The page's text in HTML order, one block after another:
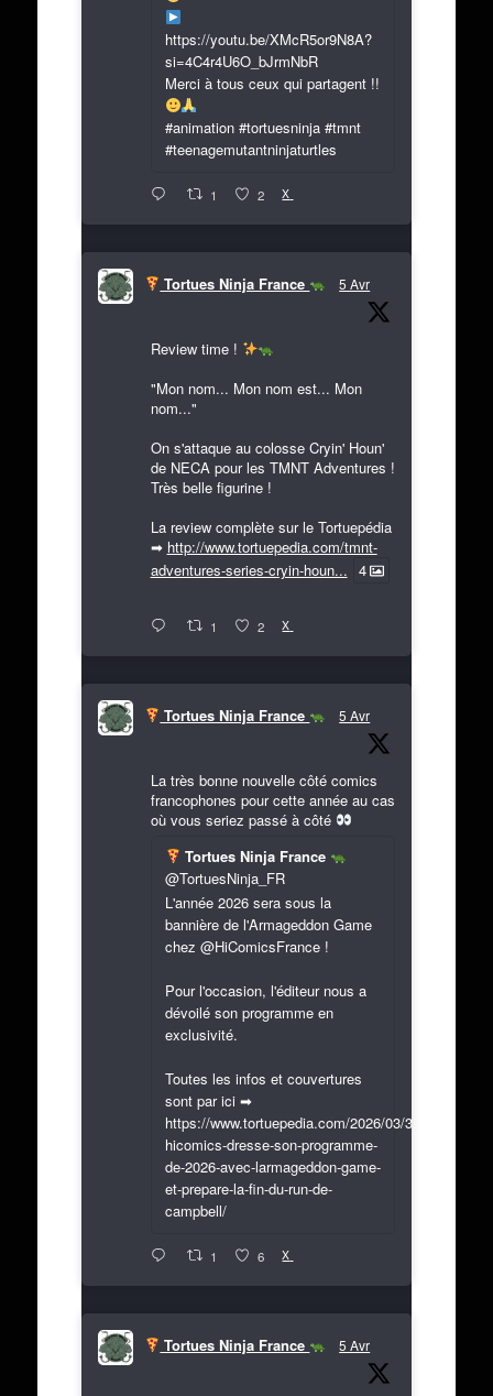
https://youtu.be/XMcR5or9N8A?
si=4C4r4U6O_bJrmNbR
Merci à tous ceux qui partagent !!
#animation #tortuesninja #tmnt
#teenagemutantninjaturtles
1 2 X
Tortues Ninja France 5 Avr
Review time !
"Mon nom... Mon nom est... Mon
nom..."
On s'attaque au colosse Cryin' Houn'
de NECA pour les TMNT Adventures !
Très belle figurine !
La review complète sur le Tortuepédia
➡ http://www.tortuepedia.com/tmnt-
adventures-series-cryin-houn... 4
1 2 X
Tortues Ninja France 5 Avr
La très bonne nouvelle côté comics
francophones pour cette année au cas
où vous seriez passé à côté
Tortues Ninja France
@TortuesNinja_FR
L'année 2026 sera sous la
bannière de l'Armageddon Game
chez @HiComicsFrance !
Pour l'occasion, l'éditeur nous a
dévoilé son programme en
exclusivité.
Toutes les infos et couvertures
sont par ici ➡
https://www.tortuepedia.com/2026/03/31/exclusif-
hicomics-dresse-son-programme-
de-2026-avec-larmageddon-game-
et-prepare-la-fin-du-run-de-
campbell/
1 6 X
Tortues Ninja France 5 Avr